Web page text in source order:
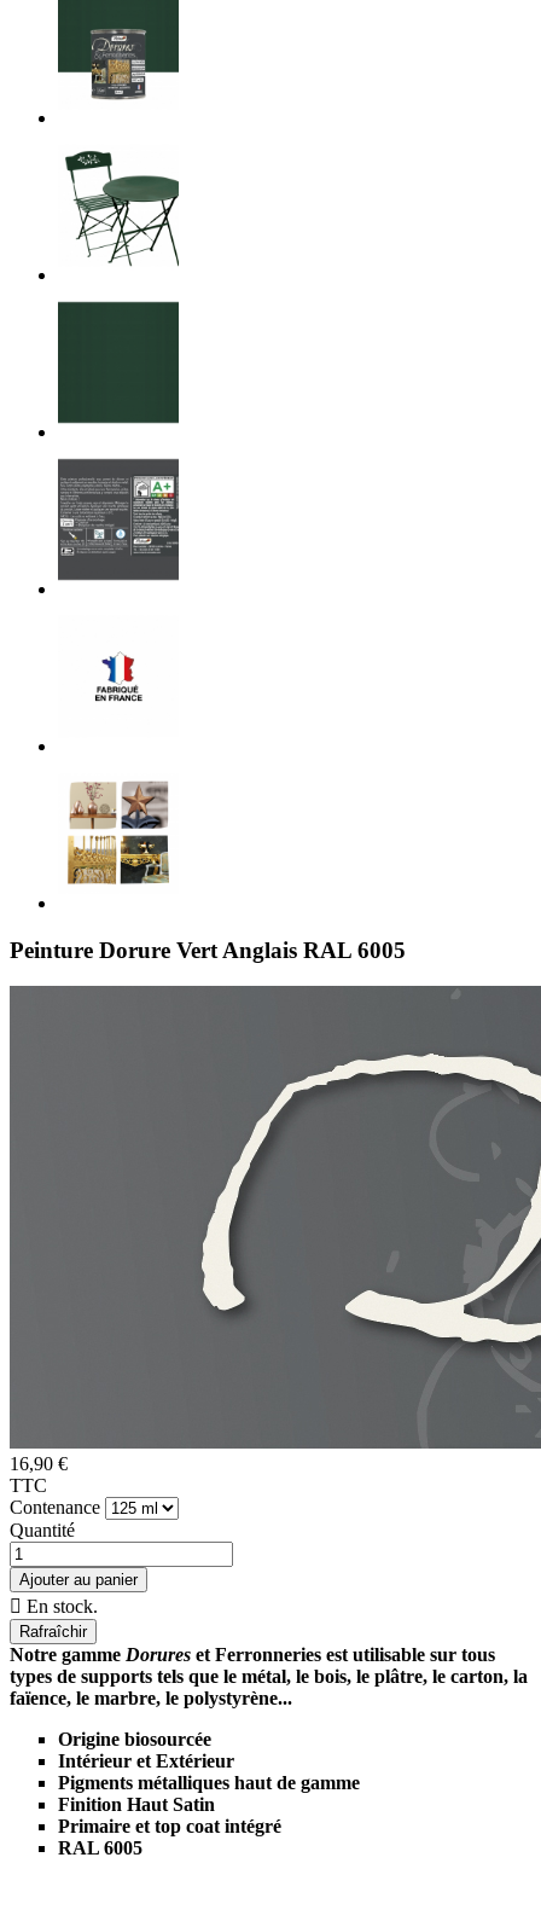
Peinture Dorure Vert Anglais RAL 6005
16,90 €
TTC
Contenance
Quantité
Ajouter au panier
 En stock.
Notre gamme Dorures et Ferronneries est utilisable sur tous
types de supports tels que le métal, le bois, le plâtre, le carton, la
faïence, le marbre, le polystyrène...
Origine biosourcée
Intérieur et Extérieur
Pigments métalliques haut de gamme
Finition Haut Satin
Primaire et top coat intégré
RAL 6005